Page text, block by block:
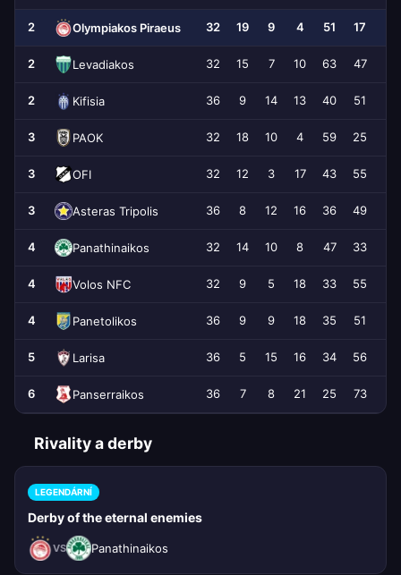
2 Olympiakos Piraeus 32 19 9 4 51 17
2 Levadiakos 32 15 7 10 63 47
2 Kifisia 36 9 14 13 40 51
3 PAOK 32 18 10 4 59 25
3 OFI 32 12 3 17 43 55
3 Asteras Tripolis 36 8 12 16 36 49
4 Panathinaikos 32 14 10 8 47 33
4 Volos NFC 32 9 5 18 33 55
4 Panetolikos 36 9 9 18 35 51
5 Larisa 36 5 15 16 34 56
6 Panserraikos 36 7 8 21 25 73
Rivality a derby
LEGENDÁRNÍ
Derby of the eternal enemies
VS Panathinaikos